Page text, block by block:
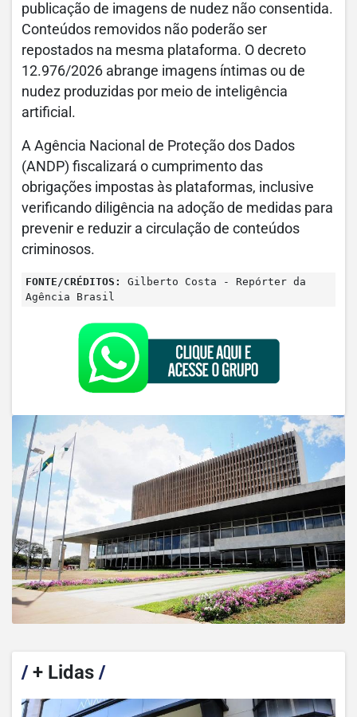
publicação de imagens de nudez não consentida.
Conteúdos removidos não poderão ser
repostados na mesma plataforma. O decreto
12.976/2026 abrange imagens íntimas ou de
nudez produzidas por meio de inteligência
artificial.
A Agência Nacional de Proteção dos Dados
(ANDP) fiscalizará o cumprimento das
obrigações impostas às plataformas, inclusive
verificando diligência na adoção de medidas para
prevenir e reduzir a circulação de conteúdos
criminosos.
FONTE/CRÉDITOS:
Gilberto Costa - Repórter da
Agência Brasil
/+ Lidas /